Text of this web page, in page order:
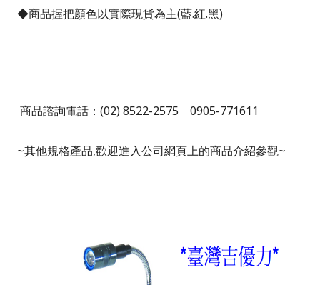
◆商品握把顏色以實際現貨為主(藍.紅.黑)
商品諮詢電話： (02) 8522-2575 0905-771611
~其他規格產品,歡迎進入公司網頁上的商品介紹參觀~